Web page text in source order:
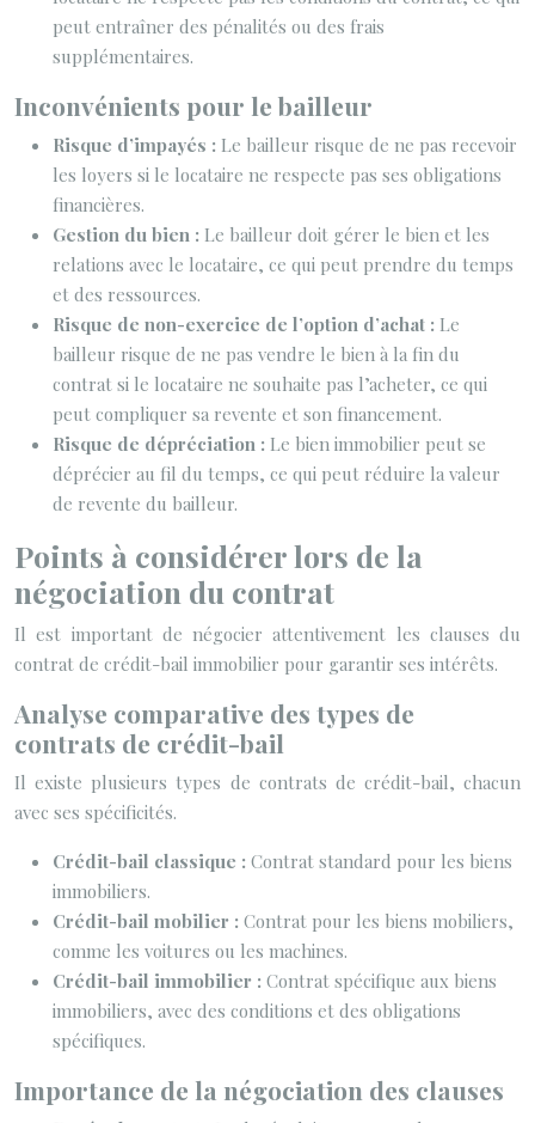
peut entraîner des pénalités ou des frais
supplémentaires.
Inconvénients pour le bailleur
Risque d’impayés : Le bailleur risque de ne pas recevoir
les loyers si le locataire ne respecte pas ses obligations
financières.
Gestion du bien : Le bailleur doit gérer le bien et les
relations avec le locataire, ce qui peut prendre du temps
et des ressources.
Risque de non-exercice de l’option d’achat : Le
bailleur risque de ne pas vendre le bien à la fin du
contrat si le locataire ne souhaite pas l’acheter, ce qui
peut compliquer sa revente et son financement.
Risque de dépréciation : Le bien immobilier peut se
déprécier au fil du temps, ce qui peut réduire la valeur
de revente du bailleur.
Points à considérer lors de la
négociation du contrat
Il est important de négocier attentivement les clauses du
contrat de crédit-bail immobilier pour garantir ses intérêts.
Analyse comparative des types de
contrats de crédit-bail
Il existe plusieurs types de contrats de crédit-bail, chacun
avec ses spécificités.
Crédit-bail classique : Contrat standard pour les biens
immobiliers.
Crédit-bail mobilier : Contrat pour les biens mobiliers,
comme les voitures ou les machines.
Crédit-bail immobilier : Contrat spécifique aux biens
immobiliers, avec des conditions et des obligations
spécifiques.
Importance de la négociation des clauses